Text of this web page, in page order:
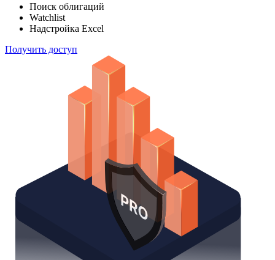
Поиск облигаций
Watchlist
Надстройка Excel
Получить доступ